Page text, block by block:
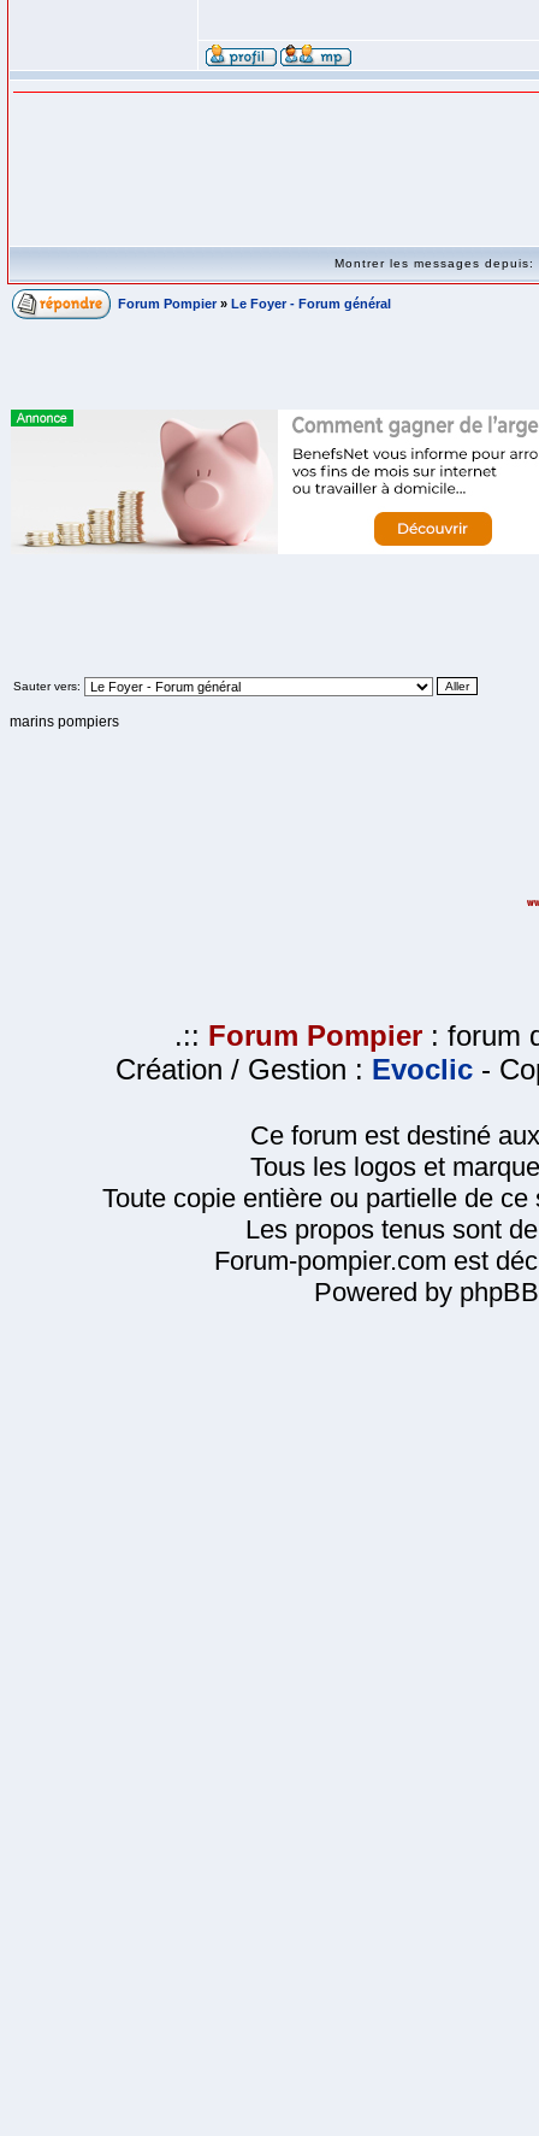
Montrer les messages
Forum Pompier » Le Foyer - Forum général
Sauter vers:
marins pompiers
.:: Forum Pompier : forum
Création / Gestion : Evoclic -
Ce forum est destiné
Tous les logos et
Toute copie entière ou partielle de
Les propos tenus sont
Forum-pompier.com est
Powered by